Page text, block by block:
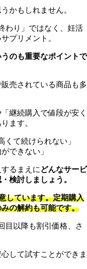
かもしれません。
わり」ではなく、妊活
プリメント。
のも重要なポイントで
売されている商品も多
継続購入で値段が安く
ます。
くて続けられない」
できない」
るまえに どんなサービ
検討しましょう。
しています。定期購入
の解約も可能です。
目以降も割引価格、さ
して試すことができま